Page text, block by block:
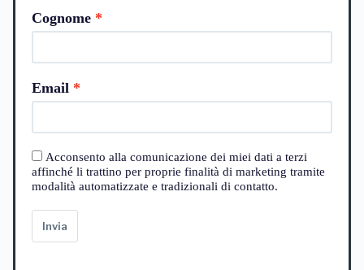
Cognome
Email
Acconsento alla comunicazione dei miei dati a terzi
affinché li trattino per proprie finalità di marketing tramite
modalità automatizzate e tradizionali di contatto.
Invia